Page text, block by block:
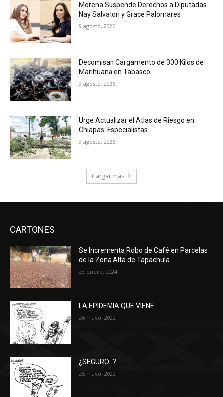
Morena Suspende Derechos a Diputadas
Nay Salvatori y Grace Palomares
9 agosto, 2026
Decomisan Cargamento de 300 Kilos de
Marihuana en Tabasco
9 agosto, 2026
Urge Actualizar el Atlas de Riesgo en
Chiapas: Especialistas
9 agosto, 2026
Cargar más
CARTONES
Se Incrementa Robo de Café en Parcelas
de la Zona Alta de Tapachula
23 enero, 2024
LA EPIDEMIA QUE VIENE
26 mayo, 2022
¿SEGURO…?
25 mayo, 2022